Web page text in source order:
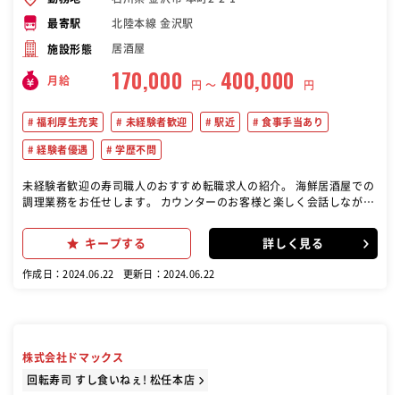
最寄駅 北陸本線 金沢駅
施設形態 居酒屋
月給 170,000 円 〜 400,000 円
福利厚生充実 未経験者歓迎 駅近 食事手当あり
経験者優遇 学歴不問
未経験者歓迎の寿司職人のおすすめ転職求人の紹介。 海鮮居酒屋での
調理業務をお任せします。 カウンターのお客様と楽しく会話しながら
の仕込み、盛り付け作業などの簡単 な業務から丁寧に教えていきま
スタートの方でも店長を目指せます◎ 入社4～5年程度で店長になれる
キープする 詳しく見る
作成日：2024.06.22 更新日：2024.06.22
株式会社ドマックス
回転寿司 すし食いねぇ! 松任本店